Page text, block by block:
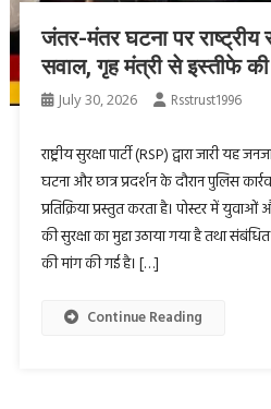
जंतर-मंतर घटना पर राष्ट्रीय
सवाल, गृह मंत्री से इस्तीफे की
July 30, 2026 Rsstrust1996
राष्ट्रीय सुरक्षा पार्टी (RSP) द्वारा जारी
घटना और छात्र प्रदर्शन के दौरान पुलिस
प्रतिक्रिया प्रस्तुत करता है। पोस्टर में युवाओं
की सुरक्षा का मुद्दा उठाया गया है तथा
की मांग की गई है। […]
Continue Reading